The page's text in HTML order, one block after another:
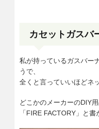
カセットガスバ
私が持っているガスバー
うで、
全くと言っていいほどネ
どこかのメーカーのDIY
「FIRE FACTORY」と書